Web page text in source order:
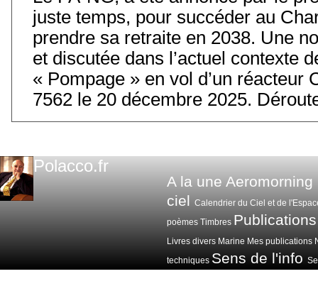
juste temps, pour succéder au
prendre sa retraite en 2038. Une
et discutée dans l’actuel contexte
« Pompage » en vol d’un réacteur
7562 le 20 décembre 2025.
Polacco.fr
A la une Aeromorning
ciel Calendrier du Ciel et de
poèmes Timbres Publications
Livres divers Marine Mes publications
techniques Sens de l'info